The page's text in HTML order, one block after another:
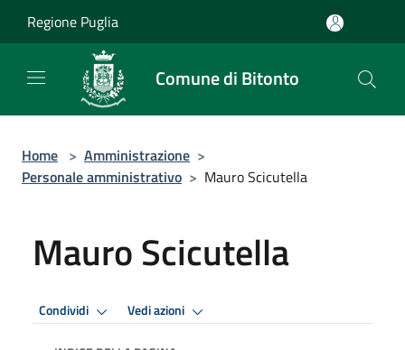
Regione Puglia
Comune di Bitonto
Home > Amministrazione >
Personale amministrativo > Mauro Scicutella
Mauro Scicutella
Condividi Vedi azioni